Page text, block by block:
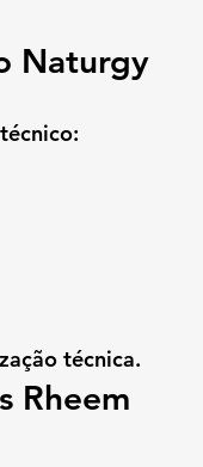
Naturgy
técnica.
Rheem